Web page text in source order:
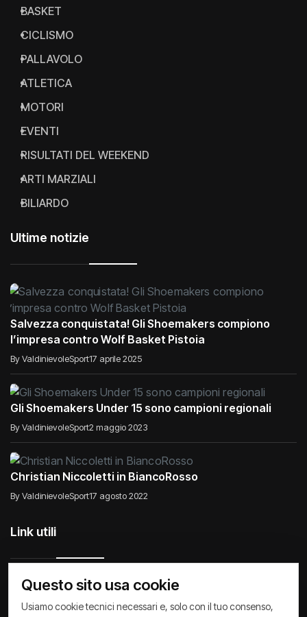
BASKET
CICLISMO
PALLAVOLO
ATLETICA
MOTORI
EVENTI
RISULTATI DEL WEEKEND
ARTI MARZIALI
BILIARDO
Ultime notizie
Salvezza conquistata! Gli Shoemakers compiono
l’impresa contro Wolf Basket Pistoia
By ValdinievoleSport17 aprile 2025
Gli Shoemakers Under 15 sono campioni regionali
By ValdinievoleSport2 maggio 2023
Christian Niccoletti in BiancoRosso
By ValdinievoleSport17 agosto 2022
Link utili
Raccontiamo di Noi Comunicati Società
Questo sito usa cookie
Usiamo cookie tecnici necessari e, solo con il tuo consenso,